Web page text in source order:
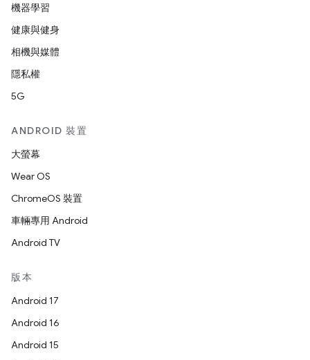
機器學習
健康與健身
相機與媒體
隱私權
5G
ANDROID 裝置
大螢幕
Wear OS
ChromeOS 裝置
車輛專用 Android
Android TV
版本
Android 17
Android 16
Android 15